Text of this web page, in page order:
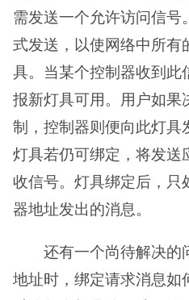
需发送一个允许访问信
式发送，以使网络中所有
具。当某个控制器收到此
报新灯具可用。用户如果
制，控制器则便向此灯具
灯具若仍可绑定，将发送
收信号。灯具绑定后，只
器地址发出的消息。
还有一个尚待解决的
地址时，绑定请求消息如